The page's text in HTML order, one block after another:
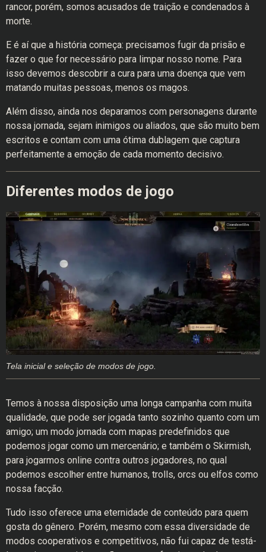
rancor, porém, somos acusados de traição e condenados à
morte.
E é aí que a história começa: precisamos fugir da prisão e
fazer o que for necessário para limpar nosso nome. Para
isso devemos descobrir a cura para uma doença que vem
matando muitas pessoas, menos os magos.
Além disso, ainda nos deparamos com personagens durante
nossa jornada, sejam inimigos ou aliados, que são muito bem
escritos e contam com uma ótima dublagem que captura
perfeitamente a emoção de cada momento decisivo.
Diferentes modos de jogo
Tela inicial e seleção de modos de jogo.
Temos à nossa disposição uma longa campanha com muita
qualidade, que pode ser jogada tanto sozinho quanto com um
amigo; um modo jornada com mapas predefinidos que
podemos jogar como um mercenário; e também o Skirmish,
para jogarmos online contra outros jogadores, no qual
podemos escolher entre humanos, trolls, orcs ou elfos como
nossa facção.
Tudo isso oferece uma eternidade de conteúdo para quem
gosta do gênero. Porém, mesmo com essa diversidade de
modos cooperativos e competitivos, não fui capaz de testá-